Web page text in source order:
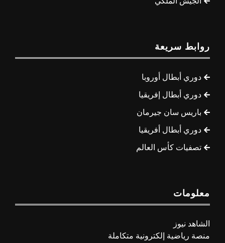
روابط سريعة
دوري أبطال أوروبا
دوري أبطال إفريقيا
باريس سان جيرمان
دوري أبطال أفريقيا
تصفيات كأس العالم
معلومات
الشاهد نيوز
منصة رياضية إلكترونية متكاملة